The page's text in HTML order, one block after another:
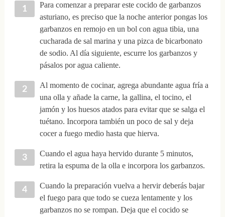
Para comenzar a preparar este cocido de garbanzos
asturiano, es preciso que la noche anterior pongas los
garbanzos en remojo en un bol con agua tibia, una
cucharada de sal marina y una pizca de bicarbonato
de sodio. Al día siguiente, escurre los garbanzos y
pásalos por agua caliente.
Al momento de cocinar, agrega abundante agua fría a
una olla y añade la carne, la gallina, el tocino, el
jamón y los huesos atados para evitar que se salga el
tuétano. Incorpora también un poco de sal y deja
cocer a fuego medio hasta que hierva.
Cuando el agua haya hervido durante 5 minutos,
retira la espuma de la olla e incorpora los garbanzos.
Cuando la preparación vuelva a hervir deberás bajar
el fuego para que todo se cueza lentamente y los
garbanzos no se rompan. Deja que el cocido se